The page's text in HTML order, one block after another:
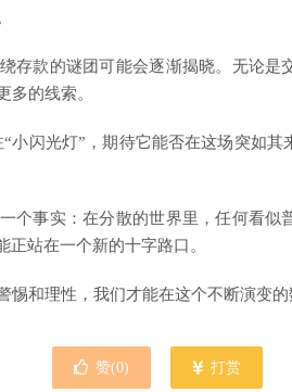
存款的谜团可能会逐渐揭晓。无论是
多的线索。
小闪光灯”，期待它能否在这场突如
个事实：在分散的世界里，任何看似
站在一个新的十字路口。
惕和理性，我们才能在这个不断演变的
赞(0) 打赏